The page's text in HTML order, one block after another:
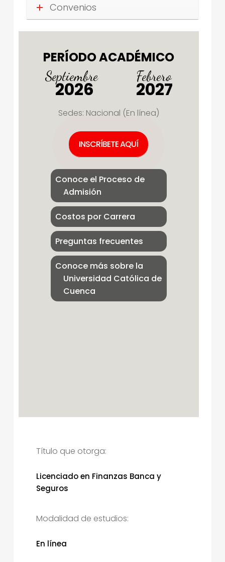
Convenios
PERÍODO ACADÉMICO
Septiembre
2026
Febrero
2027
Sedes: Nacional (En línea)
INSCRÍBETE AQUÍ
Conoce el Proceso de
Admisión
Costos por Carrera
Preguntas frecuentes
Conoce más sobre la
Universidad Católica de
Cuenca
Título que otorga:
Licenciado en Finanzas Banca y
Seguros
Modalidad de estudios:
En línea